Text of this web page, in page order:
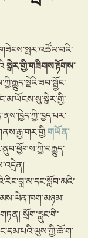
སྒེར་གྱི་གཟིགས་རྟོགས་
གཡོན་
སྲོག་རླུང་གི་